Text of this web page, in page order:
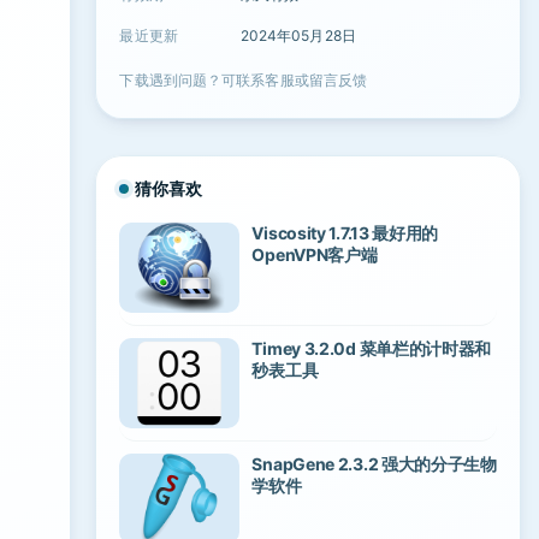
最近更新 2024年05月28日
下载遇到问题？可联系客服或留言反馈
猜你喜欢
Viscosity 1.7.13 最好用的
OpenVPN客户端
Timey 3.2.0d 菜单栏的计时器和
秒表工具
SnapGene 2.3.2 强大的分子生物
学软件